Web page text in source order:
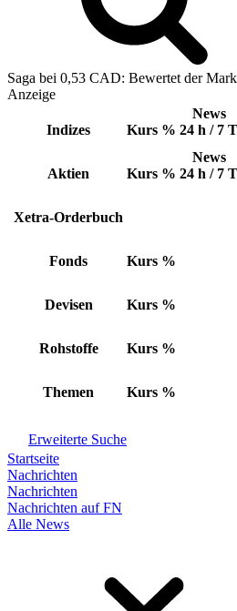
Saga bei 0,53 CAD: Bewertet der
Anzeige
Indizes Kurs %
News
24 h / 7 T
Aktien Kurs %
News
24 h / 7 T
Xetra-Orderbuch
Fonds Kurs %
Devisen Kurs %
Rohstoffe Kurs %
Themen Kurs %
Erweiterte Suche
Startseite
Nachrichten
Nachrichten
Nachrichten auf FN
Alle News